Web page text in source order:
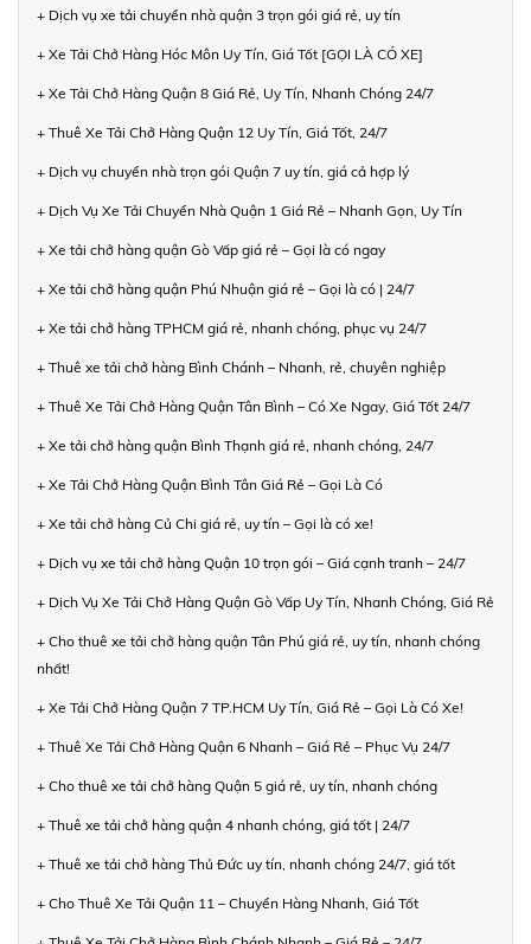
+ Dịch vụ xe tải chuyển nhà quận 3 trọn gói giá rẻ, uy tín
+ Xe Tải Chở Hàng Hóc Môn Uy Tín, Giá Tốt [GỌI LÀ CÓ XE]
+ Xe Tải Chở Hàng Quận 8 Giá Rẻ, Uy Tín, Nhanh Chóng 24/7
+ Thuê Xe Tải Chở Hàng Quận 12 Uy Tín, Giá Tốt, 24/7
+ Dịch vụ chuyển nhà trọn gói Quận 7 uy tín, giá cả hợp lý
+ Dịch Vụ Xe Tải Chuyển Nhà Quận 1 Giá Rẻ – Nhanh Gọn, Uy Tín
+ Xe tải chở hàng quận Gò Vấp giá rẻ – Gọi là có ngay
+ Xe tải chở hàng quận Phú Nhuận giá rẻ – Gọi là có | 24/7
+ Xe tải chở hàng TPHCM giá rẻ, nhanh chóng, phục vụ 24/7
+ Thuê xe tải chở hàng Bình Chánh – Nhanh, rẻ, chuyên nghiệp
+ Thuê Xe Tải Chở Hàng Quận Tân Bình – Có Xe Ngay, Giá Tốt 24/7
+ Xe tải chở hàng quận Bình Thạnh giá rẻ, nhanh chóng, 24/7
+ Xe Tải Chở Hàng Quận Bình Tân Giá Rẻ – Gọi Là Có
+ Xe tải chở hàng Củ Chi giá rẻ, uy tín – Gọi là có xe!
+ Dịch vụ xe tải chở hàng Quận 10 trọn gói – Giá cạnh tranh – 24/7
+ Dịch Vụ Xe Tải Chở Hàng Quận Gò Vấp Uy Tín, Nhanh Chóng, Giá Rẻ
+ Cho thuê xe tải chở hàng quận Tân Phú giá rẻ, uy tín, nhanh chóng
nhất!
+ Xe Tải Chở Hàng Quận 7 TP.HCM Uy Tín, Giá Rẻ – Gọi Là Có Xe!
+ Thuê Xe Tải Chở Hàng Quận 6 Nhanh – Giá Rẻ – Phục Vụ 24/7
+ Cho thuê xe tải chở hàng Quận 5 giá rẻ, uy tín, nhanh chóng
+ Thuê xe tải chở hàng quận 4 nhanh chóng, giá tốt | 24/7
+ Thuê xe tải chở hàng Thủ Đức uy tín, nhanh chóng 24/7, giá tốt
+ Cho Thuê Xe Tải Quận 11 – Chuyển Hàng Nhanh, Giá Tốt